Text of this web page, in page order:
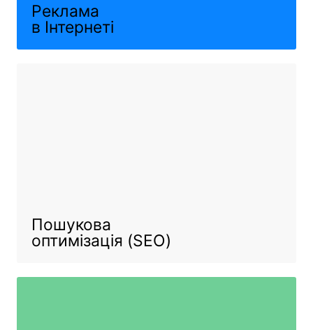
Реклама
в Інтернеті
Пошукова
оптимізація (SEO)